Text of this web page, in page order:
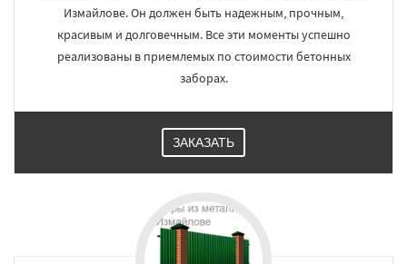
Измайлове. Он должен быть надежным, прочным,
красивым и долговечным. Все эти моменты успешно
реализованы в приемлемых по стоимости бетонных
заборах.
ЗАКАЗАТЬ